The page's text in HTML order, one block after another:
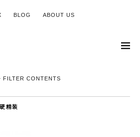
BLOG ABOUT US
FILTER CONTENTS
硬精装